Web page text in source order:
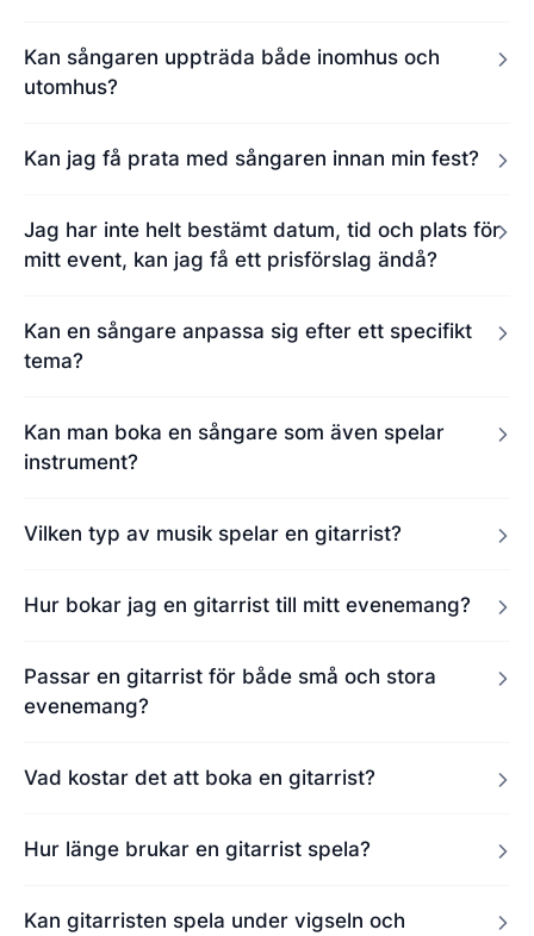
Kan sångaren uppträda både inomhus och
utomhus?
Kan jag få prata med sångaren innan min fest?
Jag har inte helt bestämt datum, tid och plats för
mitt event, kan jag få ett prisförslag ändå?
Kan en sångare anpassa sig efter ett specifikt
tema?
Kan man boka en sångare som även spelar
instrument?
Vilken typ av musik spelar en gitarrist?
Hur bokar jag en gitarrist till mitt evenemang?
Passar en gitarrist för både små och stora
evenemang?
Vad kostar det att boka en gitarrist?
Hur länge brukar en gitarrist spela?
Kan gitarristen spela under vigseln och